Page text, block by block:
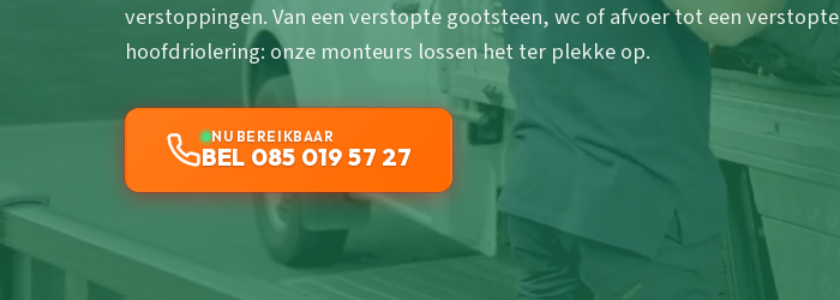
verstoppingen. Van een verstopte gootsteen, wc of afvoer tot een verstopte
hoofdriolering: onze monteurs lossen het ter plekke op.
NU BEREIKBAAR
BEL 085 019 57 27